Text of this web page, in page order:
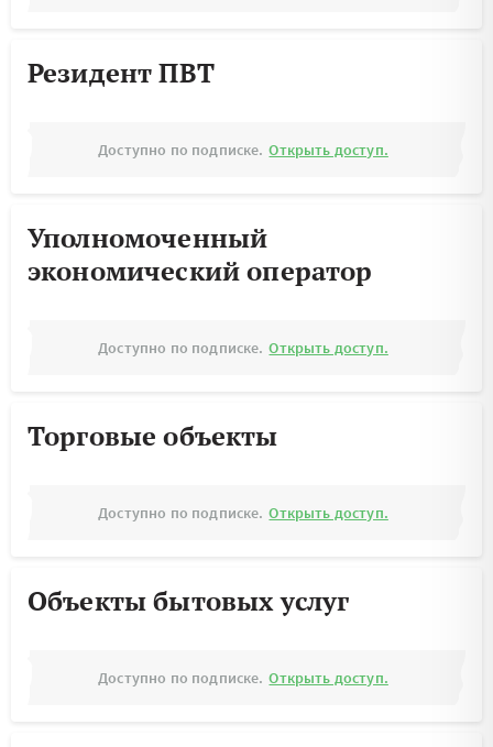
Резидент ПВТ
Доступно по подписке. Открыть доступ.
Уполномоченный
экономический оператор
Доступно по подписке. Открыть доступ.
Торговые объекты
Доступно по подписке. Открыть доступ.
Объекты бытовых услуг
Доступно по подписке. Открыть доступ.